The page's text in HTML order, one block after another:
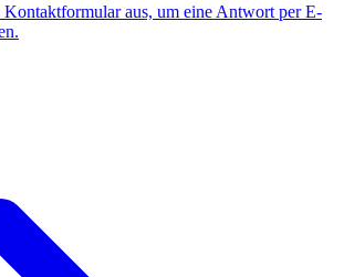
Kontaktformular aus, um eine Antwort per E-